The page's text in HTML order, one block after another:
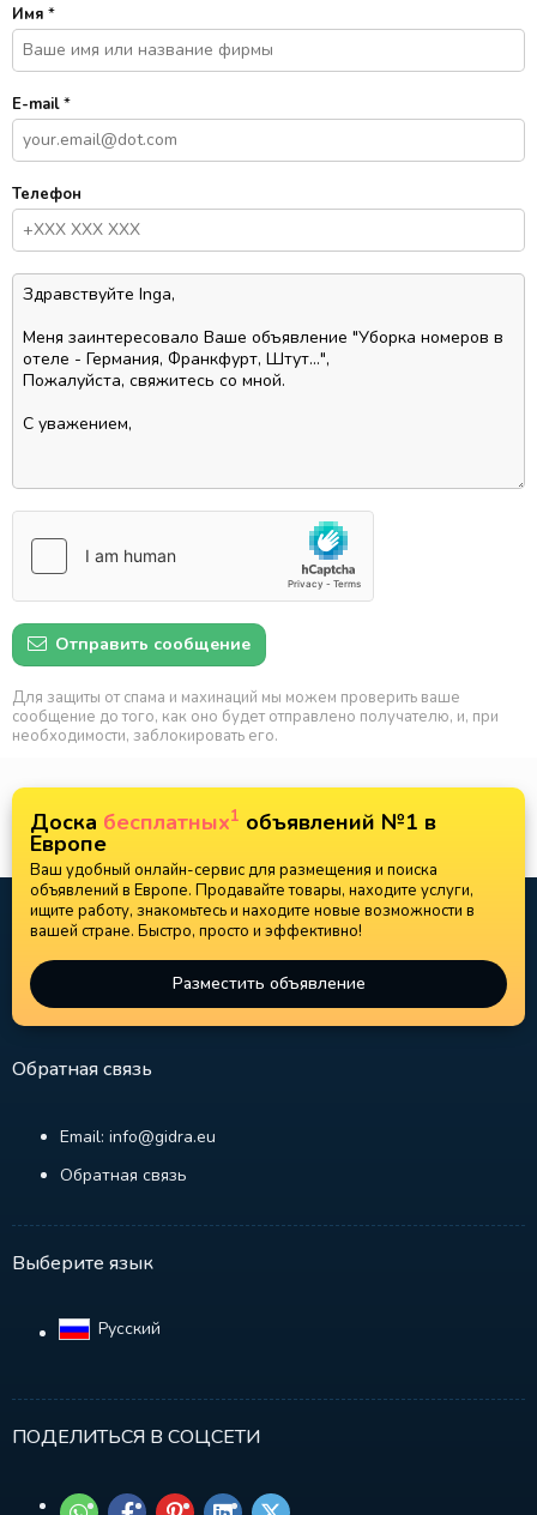
Имя *
E-mail*
Телефон
Отправить сообщение
Для защиты от спама и махинаций мы можем проверить ваше
сообщение до того, как оно будет отправлено получателю, и, при
необходимости, заблокировать его.
Доска бесплатных1 объявлений №1 в
Европе
Ваш удобный онлайн-сервис для размещения и поиска
объявлений в Европе. Продавайте товары, находите услуги,
ищите работу, знакомьтесь и находите новые возможности в
вашей стране. Быстро, просто и эффективно!
Разместить объявление
Обратная связь
Email: info@gidra.eu
Обратная связь
Выберите язык
Русский‎
ПОДЕЛИТЬСЯ В СОЦСЕТИ